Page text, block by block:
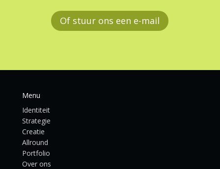
Of stuur ons een e-mail
Menu
Identiteit
Strategie
Creatie
Allround
Portfolio
Over ons